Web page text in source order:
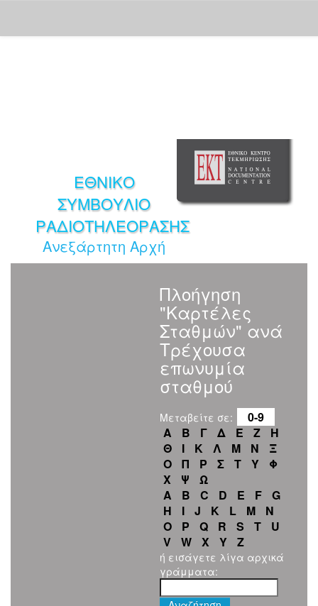
ΕΘΝΙΚΟ
ΣΥΜΒΟΥΛΙΟ
ΡΑΔΙΟΤΗΛΕΟΡΑΣΗΣ
Ανεξάρτητη Αρχή
Πλοήγηση
"Καρτέλες
Σταθμών" ανά
Τρέχουσα
επωνυμία
σταθμού
Μεταβείτε σε:
0-9
Α
Β Γ Δ Ε Ζ
Η
Θ
Ι Κ Λ Μ Ν
Ξ
Ο
Π Ρ Σ Τ Υ
Φ
Χ
Ψ
Ω
A
B C D E F
G
H
I J K L M
N
O
P Q R S T
U
V
W X Y Z
ή εισάγετε λίγα αρχικά
γράμματα: